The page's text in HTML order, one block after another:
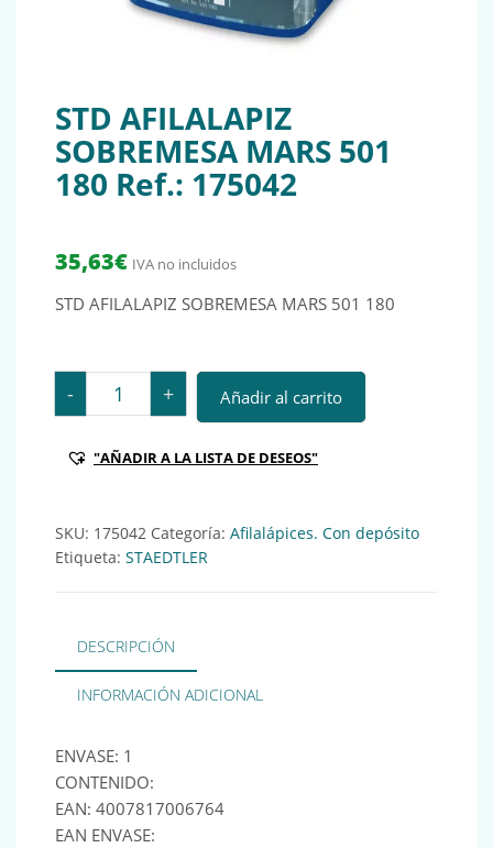
STD AFILALAPIZ
SOBREMESA MARS 501
180 Ref.: 175042
35,63€ IVA no incluidos
STD AFILALAPIZ SOBREMESA MARS 501 180
- STD AFILALAPIZ SOBREMESA MARS 501 180 Ref.:
+ Añadir al carrito
"AÑADIR A LA LISTA DE DESEOS"
SKU: 175042 Categoría: Afilalápices. Con depósito
Etiqueta: STAEDTLER
DESCRIPCIÓN
INFORMACIÓN ADICIONAL
ENVASE: 1
CONTENIDO:
EAN: 4007817006764
EAN ENVASE: